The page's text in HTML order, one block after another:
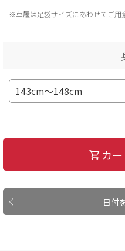
※草履は足袋サイズにあわせてご用
日付
カ